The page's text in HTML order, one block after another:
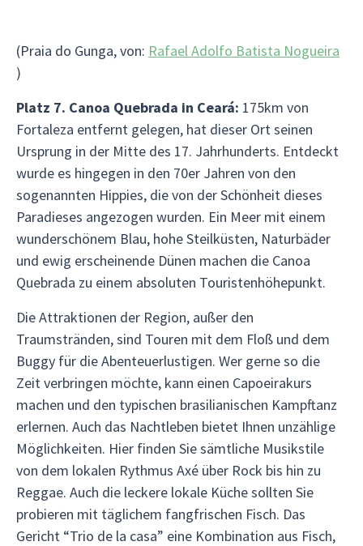
(Praia do Gunga, von: Rafael Adolfo Batista Nogueira
)
Platz 7. Canoa Quebrada in Ceará: 175km von
Fortaleza entfernt gelegen, hat dieser Ort seinen
Ursprung in der Mitte des 17. Jahrhunderts. Entdeckt
wurde es hingegen in den 70er Jahren von den
sogenannten Hippies, die von der Schönheit dieses
Paradieses angezogen wurden. Ein Meer mit einem
wunderschönem Blau, hohe Steilküsten, Naturbäder
und ewig erscheinende Dünen machen die Canoa
Quebrada zu einem absoluten Touristenhöhepunkt.
Die Attraktionen der Region, außer den
Traumstränden, sind Touren mit dem Floß und dem
Buggy für die Abenteuerlustigen. Wer gerne so die
Zeit verbringen möchte, kann einen Capoeirakurs
machen und den typischen brasilianischen Kampftanz
erlernen. Auch das Nachtleben bietet Ihnen unzählige
Möglichkeiten. Hier finden Sie sämtliche Musikstile
von dem lokalen Rythmus Axé über Rock bis hin zu
Reggae. Auch die leckere lokale Küche sollten Sie
probieren mit täglichem fangfrischen Fisch. Das
Gericht “Trio de la casa” eine Kombination aus Fisch,